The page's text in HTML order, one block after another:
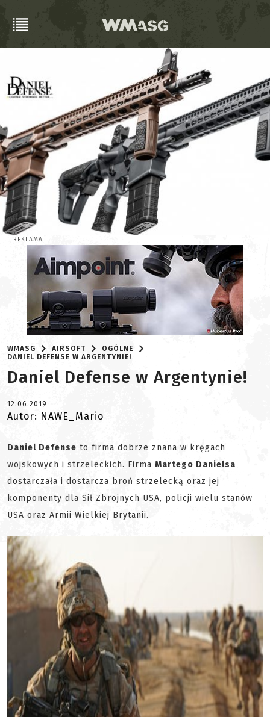
REKLAMA
WMASG AIRSOFT
OGÓLNE
DANIEL DEFENSE W ARGENTYNIE!
Daniel Defense w Argentynie!
12.06.2019
Autor: NAWE_Mario
Daniel Defense to firma dobrze znana w kręgach
wojskowych i strzeleckich. Firma Martego Danielsa
dostarczała i dostarcza broń strzelecką oraz jej
komponenty dla Sił Zbrojnych USA, policji wielu stanów
USA oraz Armii Wielkiej Brytanii.